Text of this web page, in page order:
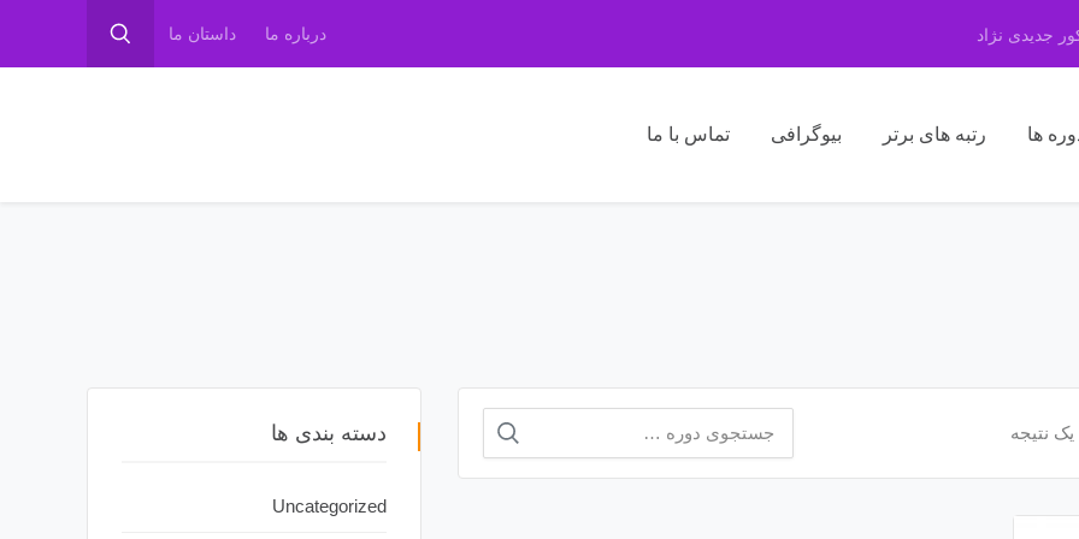
جدیدی نژاد درباره ما داستان ما
ها رتبه های برتر بیوگرافی تماس با ما
نتیجه
برای:
دسته بندی ها
Uncategorized